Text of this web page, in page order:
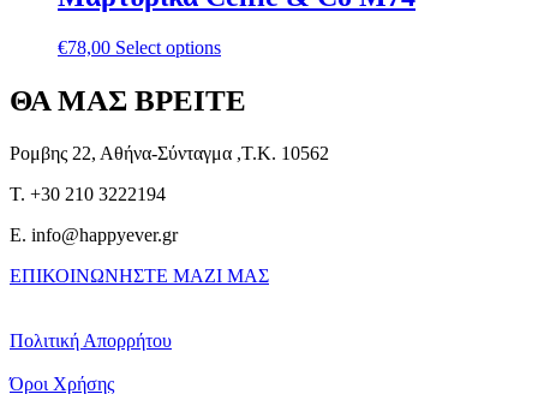
€78,00 Select options
ΘΑ ΜΑΣ ΒΡΕΙΤΕ
Ρομβης 22, Αθήνα-Σύνταγμα ,Τ.Κ. 10562
T. +30 210 3222194
E. info@happyever.gr
ΕΠΙΚΟΙΝΩΝΗΣΤΕ ΜΑΖΙ ΜΑΣ
Πολιτική Απορρήτου
Όροι Χρήσης